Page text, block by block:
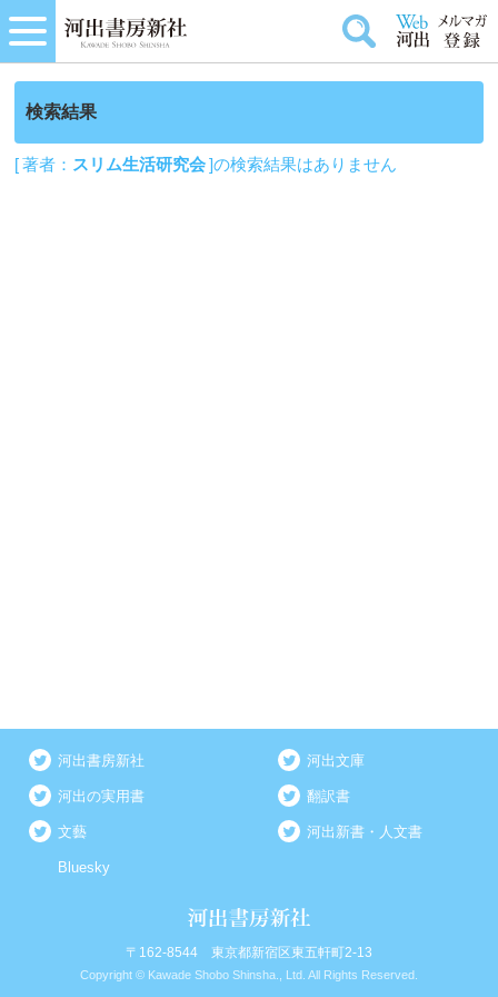
検索結果
[ 著者： スリム生活研究会]の検索結果はありません
河出書房新社 河出文庫
河出の実用書 翻訳書
文藝 河出新書・人文書
Bluesky
〒162-8544 東京都新宿区東五軒町2-13
Copyright © Kawade Shobo Shinsha., Ltd. All Rights Reserved.